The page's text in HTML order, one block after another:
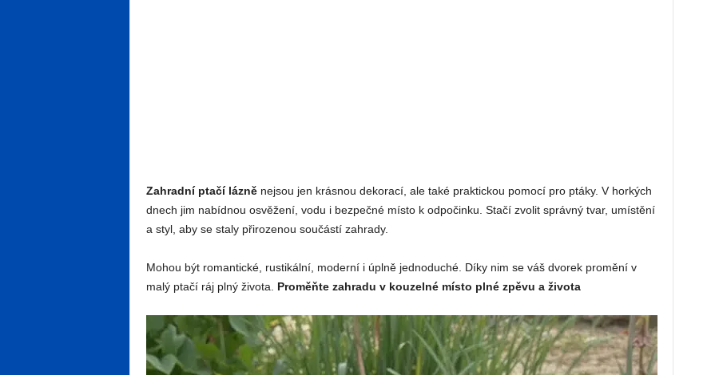
Zahradní ptačí lázněnejsou jen krásnou dekorací, ale také praktickou pomocí pro ptáky. V horkých
dnech jim nabídnou osvěžení, vodu i bezpečné místo k odpočinku. Stačí zvolit správný tvar, umístění
a styl, aby se staly přirozenou součástí zahrady.
Mohou být romantické, rustikální, moderní i úplně jednoduché. Díky nim se váš dvorek promění v
malý ptačí ráj plný života. Proměňte zahradu v kouzelné místo plné zpěvu a života